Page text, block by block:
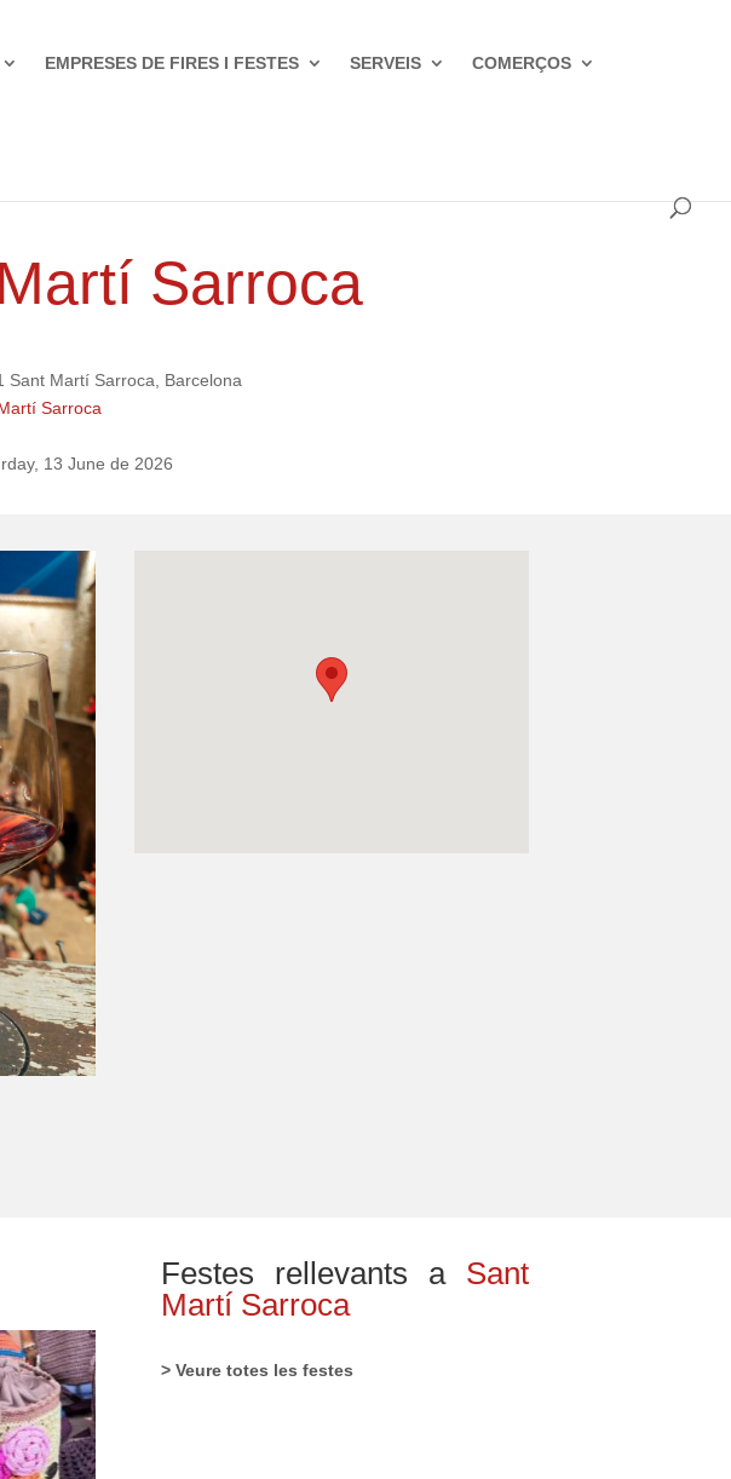
EMPRESES DE FIRES I FESTES SERVEIS COMERÇOS
Sarroca
Sant Martí Sarroca, Barcelona
Sarroca
13 June de 2026
Festes rellevants a Sant
Martí Sarroca
> Veure totes les festes